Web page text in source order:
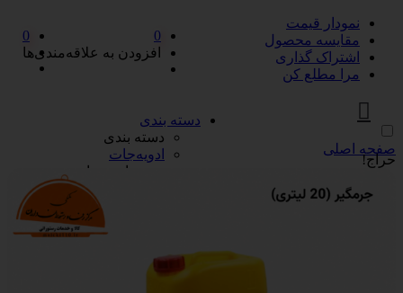
نمودار قیمت
مقایسه محصول
اشتراک گذاری
مرا مطلع کن
صفحه اصلی
0
افزودن به علاقه‌مندی‌ها
0
دسته بندی
دسته بندی
ادویه‌جات
ادویه‌جات
آویشن
ادویه مخلوط
دارچین
زردچوبه
حراج!